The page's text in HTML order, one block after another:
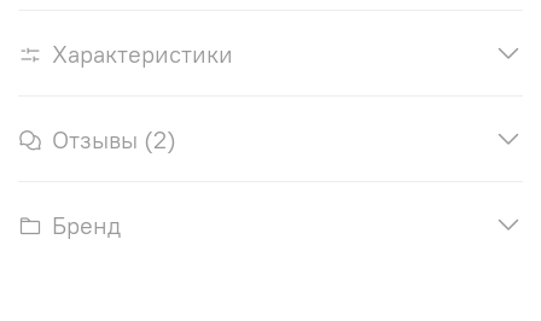
Характеристики
Отзывы (2)
Бренд